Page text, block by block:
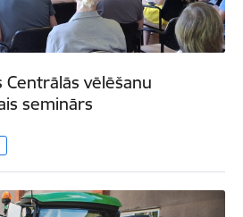
Centrālās vēlēšanu
seminārs